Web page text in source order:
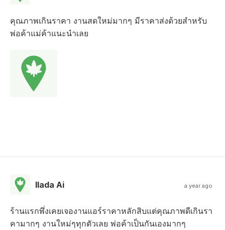
คุณภาพเกินราคา งานสดใหม่มากๆ มีราคาส่งด้วยสำหรับ
พ่อค้าแม่ค้าแนะนำเลย
Ilada Ai a year ago
ร้านแรกพึ่งเคยเจองานแอร์ราคาหลักสิบแต่คุณภาพดีเกินรา
คามากๆ งานใหม่ๆทุกตัวเลย พ่อค้าเป็นกันเองมากๆ